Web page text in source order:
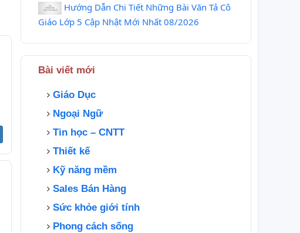
#STEMEducation
#RamZland
Hướng Dẫn Chi Tiết Những Bài Văn Tả Cô
Giáo Lớp 5 Cập Nhật Mới Nhất 08/2026
Bài viết mới
Giáo Dục
Ngoại Ngữ
Tin học – CNTT
Thiết kế
Kỹ năng mềm
Sales Bán Hàng
Sức khỏe giới tính
Phong cách sống